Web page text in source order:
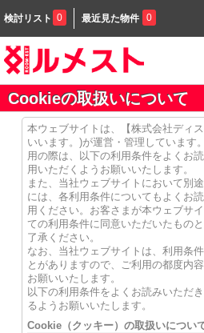
検討リスト 0 最近見た物件 0
Cookieの取扱いについて
本ウェブサイトは、【株式会社ディ
いいます。)が運営・管理しています
用の際は、以下の利用条件をよくお
用いただくようお願いいたします。
また、当社ウェブサイトにおいて別
には、各利用条件についてもよくお
用ください。お客さまが本ウェブサ
ての利用条件に同意いただいたもの
了承ください。
なお、当社ウェブサイトは、利用条
とがありますので、ご利用の都度内
お願いいたします。
以下の利用条件をよくお読みいただ
るようお願いいたします。
Cookie（クッキー）の取扱いについ